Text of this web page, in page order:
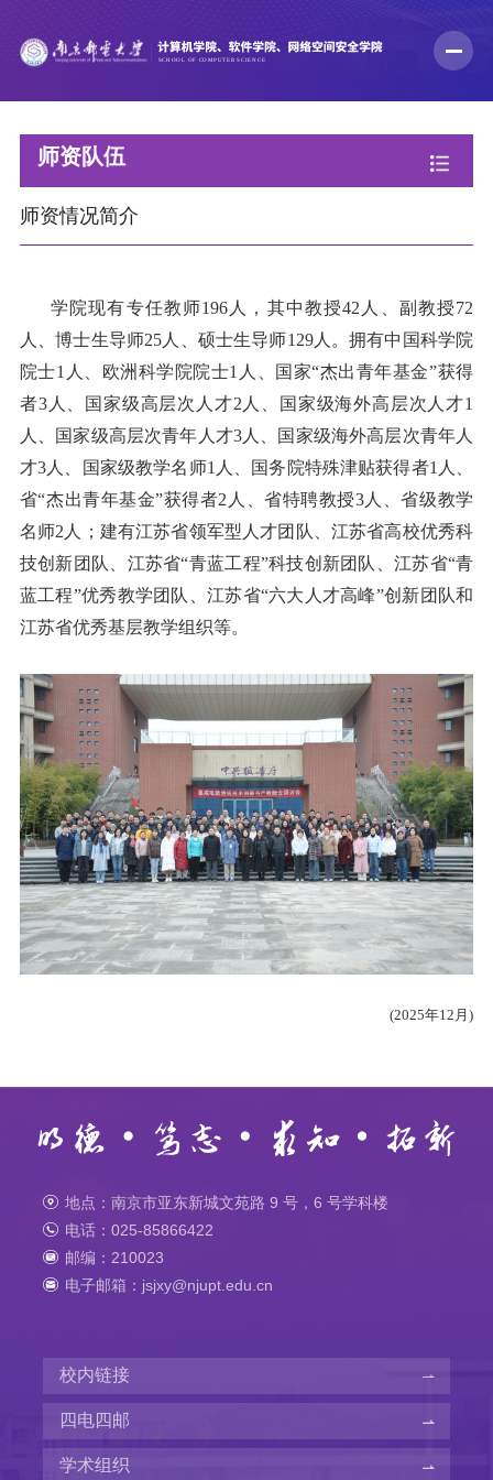
师资队伍
师资情况简介
学院现有专任教师196 人，其中教授42 人、副教授72
人、博士生导师25 人、硕士生导师129人 。拥有中国科学院
院士1 人、欧洲科学院院士1 人、国家“杰出青年基金”获得
者3人、国家级高层次人才2 人、国家级海外高层次人才1
人、国家级高层次青年人才3人、国家级海外高层次青年人
才3 人、国家级教学名师1 人、国务院特殊津贴获得者1 人、
省“杰出青年基金”获得者2 人、省特聘教授3人、省级教学
名师2 人；建有江苏省领军型人才团队、江苏省高校优秀科
技创新团队、江苏省“青蓝工程”科技创新团队、江苏省“青
蓝工程”优秀教学团队、江苏省“六大人才高峰”创新团队和
江苏省优秀基层教学组织等。
(2025年12月)
地点：南京市亚东新城文苑路 9 号，6 号学科楼
电话：025-85866422
邮编：210023
电子邮箱：jsjxy@njupt.edu.cn
校内链接
四电四邮
学术组织